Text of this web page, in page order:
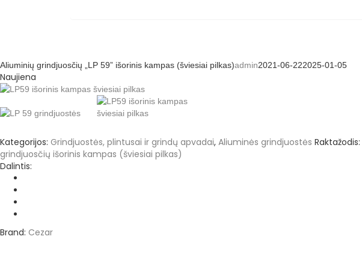
Aliuminių grindjuosčių „LP 59” išorinis kampas (šviesiai pilkas)admin2021-06-222025-01-05
Naujiena
Kategorijos: Grindjuostės, plintusai ir grindų apvadai, Aliuminės grindjuostės Raktažodis:
grindjuosčių išorinis kampas (šviesiai pilkas)
Dalintis:
Brand: Cezar